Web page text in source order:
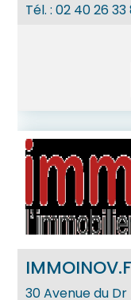
Tél. :02 40 26 33
30 Avenue du